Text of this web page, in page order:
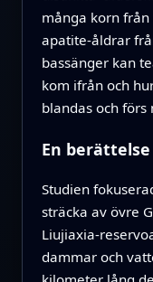
många korn
apatite-åldrar
bassänger kan
kom ifrån och
blandas och förs
En
Studien
sträcka av övre
Liujiaxia-
dammar och